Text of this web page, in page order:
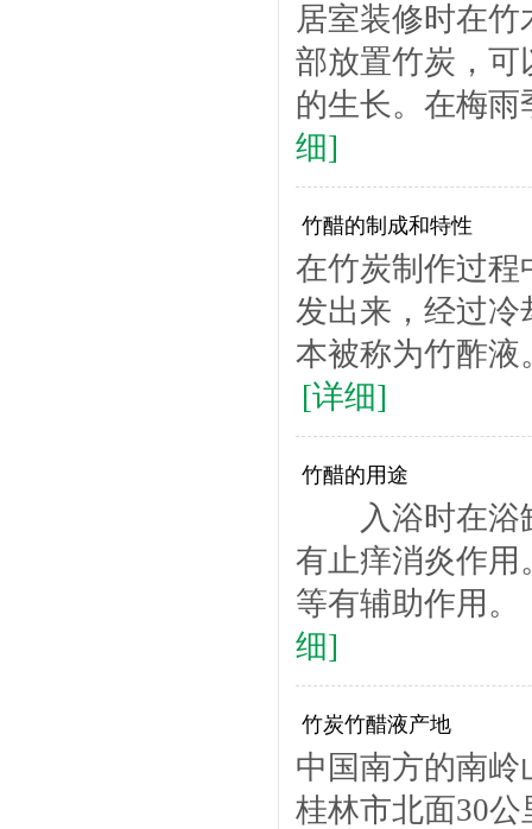
居室装修时在
部放置竹炭，可
的生长。在梅
细]
竹醋的制成和特性
在竹炭制作过程
发出来，经过冷
本被称为竹酢液
[详细]
竹醋的用途
入浴时在浴缸
有止痒消炎作用
等有辅助作用
细]
竹炭竹醋液产地
中国南方的南
桂林市北面30